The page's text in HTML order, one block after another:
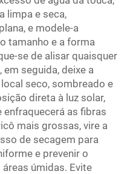
limpa e seca,
e modele-a
tamanho e a forma
se de alisar quaisquer
seguida, deixe a
seco, sombreado e
direta à luz solar,
as fibras
mais grossas, vire a
de secagem para
e prevenir o
úmidas. Evite